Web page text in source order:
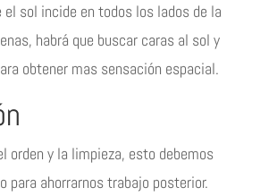
el sol incide en todos los lados de la
habrá que buscar caras al sol y
obtener mas sensación espacial.
orden y la limpieza, esto debemos
para ahorrarnos trabajo posterior.